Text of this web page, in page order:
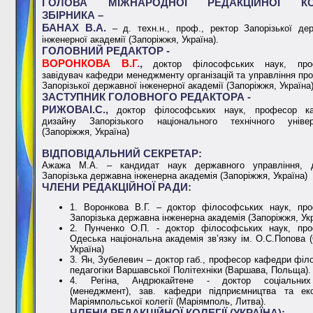
ЗБІРНИКА –
БАНАХ В.А.– д. техн.н., проф., ректор Запорізької
інженерної академії (Запоріжжя, Україна).
ГОЛОВНИЙ РЕДАКТОР -
ВОРОНКОВА В.Г.,доктор філософських наук,
завідувач кафедри менеджменту організацій та управління
Запорізької державної інженерної академії (Запоріжжя, Україна)
ЗАСТУПНИК ГОЛОВНОГО РЕДАКТОРА -
РИЖОВАІ.С., доктор філософських наук, професор
дизайну Запорізького національного технічного
(Запоріжжя, Україна)
ВІДПОВІДАЛЬНИЙ СЕКРЕТАР:
Ажажа М.А. – кандидат наук державного управління,
Запорізька державна інженерна академія (Запоріжжя, Україна)
ЧЛЕНИ РЕДАКЦІЙНОЇ РАДИ:
1. Воронкова В.Г. – доктор філософських наук,
Запорізька державна інженерна академія (Запоріжжя,
2. Пунченко О.П. - доктор філософських наук,
Одеська національна академія зв’язку ім. О.С.Попова
Україна)
3. Ян, Зубелевич – доктор габ., професор кафедри
педагогіки Варшавської Політехніки (Варшава, Польща).
4. Регіна, Андрюкайтене - доктор
(менеджмент), зав. кафедри підприємництва та
Маріямпольської колегії (Маріямполь, Литва).